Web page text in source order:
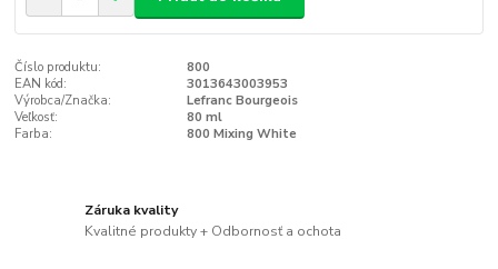
Číslo produktu:
800
EAN kód:
3013643003953
Výrobca/Značka:
Lefranc Bourgeois
Veľkosť:
80 ml
Farba:
800 Mixing White
Záruka kvality
Kvalitné produkty + Odbornosť a ochota